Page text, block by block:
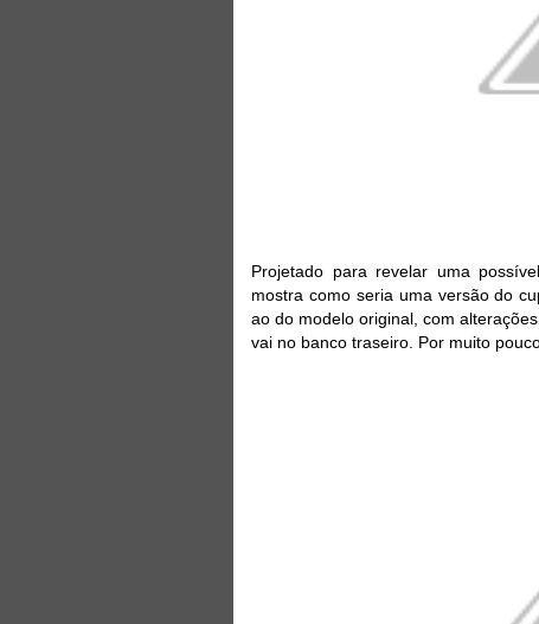
Projetado para revelar uma
mostra como seria uma versão do
ao do modelo original, com
vai no banco traseiro. Por muito